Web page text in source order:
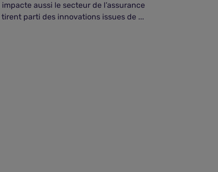
aussi le secteur de l’assurance
parti des innovations issues de ...